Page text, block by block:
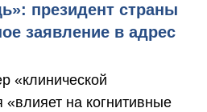
президент страны
заявление в адрес
«клинической
на когнитивные